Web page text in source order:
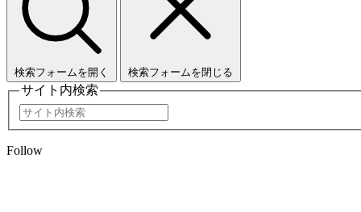
検索フォームを開く 検索フォームを閉じる
サイト内検索
Follow